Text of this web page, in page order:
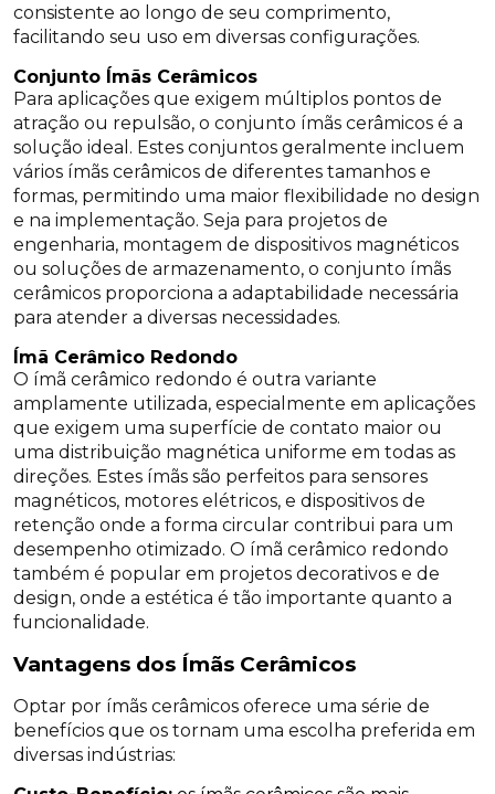
consistente ao longo de seu comprimento,
facilitando seu uso em diversas configurações.
Conjunto Ímãs Cerâmicos
Para aplicações que exigem múltiplos pontos de
atração ou repulsão, o conjunto ímãs cerâmicos é a
solução ideal. Estes conjuntos geralmente incluem
vários ímãs cerâmicos de diferentes tamanhos e
formas, permitindo uma maior flexibilidade no design
e na implementação. Seja para projetos de
engenharia, montagem de dispositivos magnéticos
ou soluções de armazenamento, o conjunto ímãs
cerâmicos proporciona a adaptabilidade necessária
para atender a diversas necessidades.
Ímã Cerâmico Redondo
O ímã cerâmico redondo é outra variante
amplamente utilizada, especialmente em aplicações
que exigem uma superfície de contato maior ou
uma distribuição magnética uniforme em todas as
direções. Estes ímãs são perfeitos para sensores
magnéticos, motores elétricos, e dispositivos de
retenção onde a forma circular contribui para um
desempenho otimizado. O ímã cerâmico redondo
também é popular em projetos decorativos e de
design, onde a estética é tão importante quanto a
funcionalidade.
Vantagens dos Ímãs Cerâmicos
Optar por ímãs cerâmicos oferece uma série de
benefícios que os tornam uma escolha preferida em
diversas indústrias: